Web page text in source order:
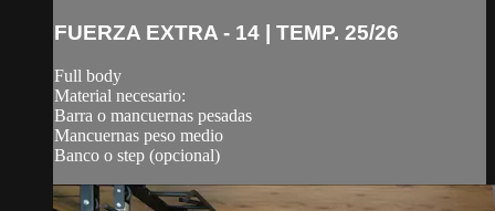
FUERZA EXTRA - 14 | TEMP. 25/26
Full body
Material necesario:
Barra o mancuernas pesadas
Mancuernas peso medio
Banco o step (opcional)